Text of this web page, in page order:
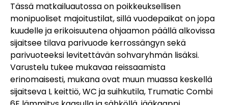
Tässä matkailuautossa on poikkeuksellisen
monipuoliset majoitustilat, sillä vuodepaikat on jopa
kuudelle ja erikoisuutena ohjaamon päällä alkovissa
sijaitsee tilava parivuode kerrossängyn sekä
parivuoteeksi levitettävän sohvaryhmän lisäksi.
Varustelu tukee mukavaa reissaamista
erinomaisesti, mukana ovat muun muassa keskellä
sijaitseva L keittiö, WC ja suihkutila, Trumatic Combi